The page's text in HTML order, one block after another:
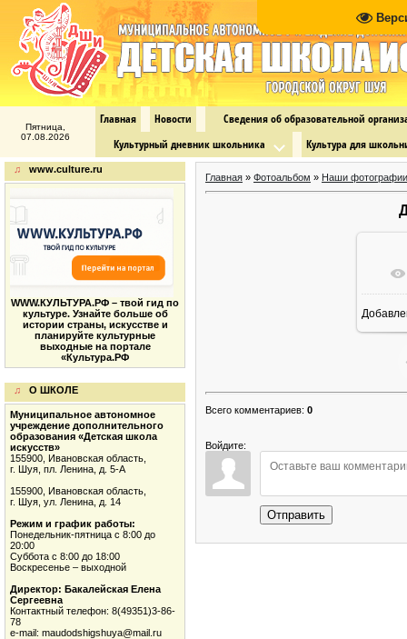
Пятница,
07.08.2026
Главная Новости
Сведения об образовательной
Культурный дневник школьника
Культура для
♫ www.culture.ru
WWW.КУЛЬТУРА.РФ – твой гид по
культуре. Узнайте больше об
истории страны, искусстве и
планируйте культурные
выходные на портале
«Культура.РФ
♫ О ШКОЛЕ
Муниципальное автономное
учреждение дополнительного
образования «Детская школа
искусств»
155900, Ивановская область,
г. Шуя, пл. Ленина, д. 5-А
155900, Ивановская область,
г. Шуя, ул. Ленина, д. 14
Режим и график работы:
Понедельник-пятница с 8:00 до
20:00
Суббота с 8:00 до 18:00
Воскресенье – выходной
Директор: Бакалейская Елена
Сергеевна
Контактный телефон: 8(49351)3-86-
78
e-mail: maudodshigshuya@mail.ru
Главная » Фотоальбом » Наши фотографии
Всего комментариев: 0
Войдите:
Отправить